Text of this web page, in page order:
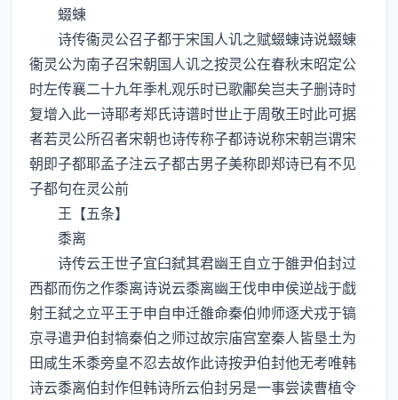
蝃蝀
诗传衞灵公召子都于宋国人讥之赋蝃蝀诗说蝃蝀
衞灵公为南子召宋朝国人讥之按灵公在春秋末昭定公
时左传襄二十九年季札观乐时已歌鄘矣岂夫子删诗时
复增入此一诗耶考郑氏诗谱时世止于周敬王时此可据
者若灵公所召者宋朝也诗传称子都诗说称宋朝岂谓宋
朝即子都耶孟子注云子都古男子美称即郑诗已有不见
子都句在灵公前
王【五条】
黍离
诗传云王世子宜臼弑其君幽王自立于雒尹伯封过
西都而伤之作黍离诗说云黍离幽王伐申申侯逆战于戱
射王弑之立平王于申自申迁雒命秦伯帅师逐犬戎于镐
京寻遣尹伯封犒秦伯之师过故宗庙宫室秦人皆垦土为
田咸生禾黍旁皇不忍去故作此诗按尹伯封他无考唯韩
诗云黍离伯封作但韩诗所云伯封另是一事尝读曹植令